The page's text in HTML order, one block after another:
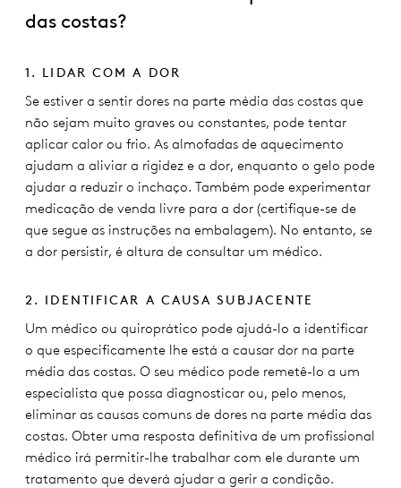
das costas?
1. LIDAR COM A DOR
Se estiver a sentir dores na parte média das costas que
não sejam muito graves ou constantes, pode tentar
aplicar calor ou frio. As almofadas de aquecimento
ajudam a aliviar a rigidez e a dor, enquanto o gelo pode
ajudar a reduzir o inchaço. Também pode experimentar
medicação de venda livre para a dor (certifique-se de
que segue as instruções na embalagem). No entanto, se
a dor persistir, é altura de consultar um médico.
2. IDENTIFICAR A CAUSA SUBJACENTE
Um médico ou quiroprático pode ajudá-lo a identificar
o que especificamente lhe está a causar dor na parte
média das costas. O seu médico pode remetê-lo a um
especialista que possa diagnosticar ou, pelo menos,
eliminar as causas comuns de dores na parte média das
costas. Obter uma resposta definitiva de um profissional
médico irá permitir-lhe trabalhar com ele durante um
tratamento que deverá ajudar a gerir a condição.